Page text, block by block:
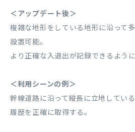
＜アップデート後＞
複雑な地形をしている地形に沿って
設置可能。
より正確な入退出が記録できるよう
＜利用シーンの例＞
幹線道路に沿って縦長に立地してい
履歴を正確に取得する。